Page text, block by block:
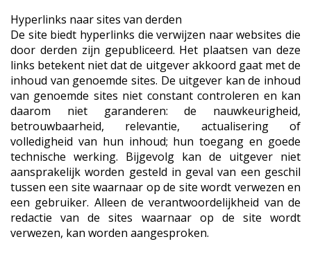
Hyperlinks naar sites van derden
De site biedt hyperlinks die verwijzen naar websites die
door derden zijn gepubliceerd. Het plaatsen van deze
links betekent niet dat de uitgever akkoord gaat met de
inhoud van genoemde sites. De uitgever kan de inhoud
van genoemde sites niet constant controleren en kan
daarom niet garanderen: de nauwkeurigheid,
betrouwbaarheid, relevantie, actualisering of
volledigheid van hun inhoud; hun toegang en goede
technische werking. Bijgevolg kan de uitgever niet
aansprakelijk worden gesteld in geval van een geschil
tussen een site waarnaar op de site wordt verwezen en
een gebruiker. Alleen de verantwoordelijkheid van de
redactie van de sites waarnaar op de site wordt
verwezen, kan worden aangesproken.